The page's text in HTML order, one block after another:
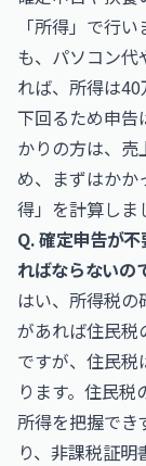
「所得」で行
も、パソコン代
れば、所得は
下回るため申告
かりの方は、
め、まずはかか
得」を計算しま
Q. 確定申告が
ればならないの
はい、所得税
があれば住民税
ですが、住民税
ります。住民
所得を把握でき
り、非課税証